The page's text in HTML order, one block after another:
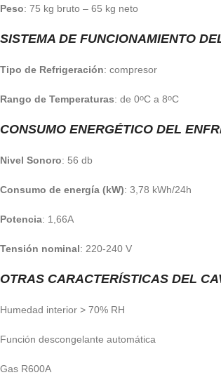
Peso: 75 kg bruto – 65 kg neto
SISTEMA DE FUNCIONAMIENTO
Tipo de Refrigeración: compresor
Rango de Temperaturas: de 0oC a 8oC
CONSUMO ENERGÉTICO DEL
Nivel Sonoro: 56 db
Consumo de energía (kW): 3,78 kWh/24h
Potencia: 1,66A
Tensión nominal: 220-240 V
OTRAS CARACTERÍSTICAS DEL
Humedad interior > 70% RH
Función descongelante automática
Gas R600A